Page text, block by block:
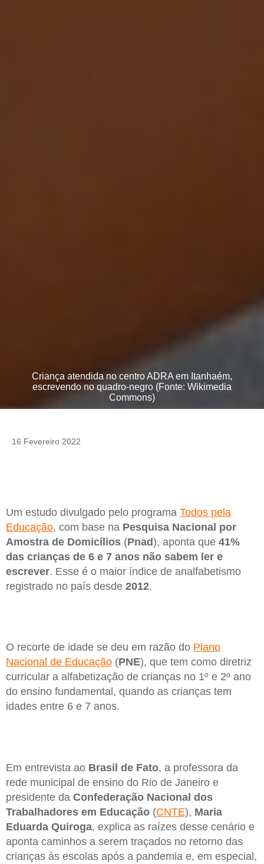
Criança atendida no centro ADRA em Itanhaém,
escrevendo no quadro-negro (Fonte: Wikimedia
Commons)
16 Fevereiro 2022
Um estudo divulgado pelo programa Todos pela
Educação, com base na Pesquisa Nacional por
Amostra de Domicílios (Pnad), aponta que 41%
das crianças de 6 e 7 anos não sabem ler e
escrever. Esse é o maior índice de analfabetismo
registrado no país desde 2012.
O recorte de idade se deu em razão do Plano
Nacional de Educação (PNE), que tem como diretriz
curricular a alfabetização de crianças no 1º e 2º ano
do ensino fundamental, quando as crianças tem
idades entre 6 e 7 anos.
Em entrevista ao Brasil de Fato, a professora da
rede municipal de ensino do Rio de Janeiro e
presidente da Confederação Nacional dos
Trabalhadores em Educação (CNTE), Maria
Eduarda Quiroga, explica as raízes desse cenário e
aponta caminhos a serem traçados no retorno das
crianças às escolas após a pandemia e, em especial,